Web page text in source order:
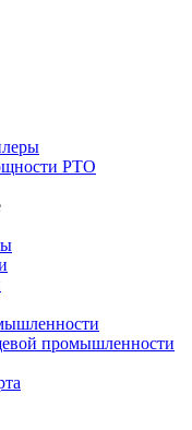
PTO
промышленности